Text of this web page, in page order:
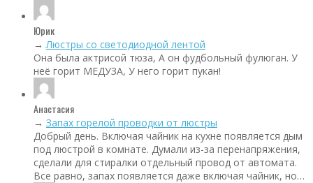
Юрик
→Люстры со светодиодной лентой
Она была актрисой тюза, А он фудбольный фулюган. У
неё горит МЕДУЗА, У него горит пукан!
Анастасия
→ Запах горелой проводки от люстры
Добрый день. Включая чайник на кухне появляется дым
под люстрой в комнате. Думали из-за перенапряжения,
сделали для стиралки отдельный провод от автомата.
Все равно, запах появляется даже включая чайник, но…